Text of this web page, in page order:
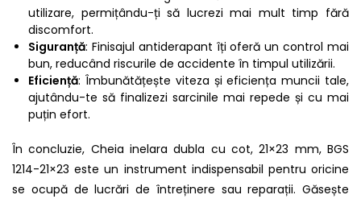
utilizare, permițându-ți să lucrezi mai mult timp fără
discomfort.
Siguranță: Finisajul antiderapant îți oferă un control mai
bun, reducând riscurile de accidente în timpul utilizării.
Eficiență: Îmbunătățește viteza și eficiența muncii tale,
ajutându-te să finalizezi sarcinile mai repede și cu mai
puțin efort.
În concluzie, Cheia inelara dubla cu cot, 21×23 mm, BGS
1214-21×23 este un instrument indispensabil pentru oricine
se ocupă de lucrări de întreținere sau reparații. Găsește